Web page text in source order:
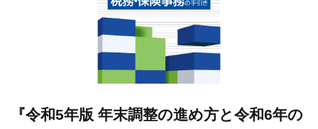
『令和5年版 年末調整の進め方と令和6年の